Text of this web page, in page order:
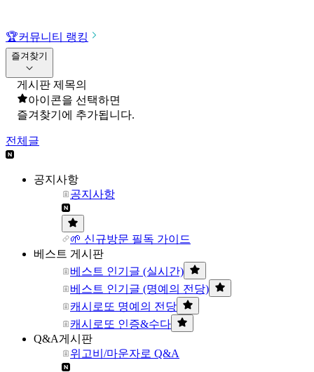
🏆커뮤니티 랭킹
즐겨찾기
게시판 제목의
아이콘을 선택하면
즐겨찾기에 추가됩니다.
전체글
공지사항
공지사항
🌱 신규방문 필독 가이드
베스트 게시판
베스트 인기글 (실시간)
베스트 인기글 (명예의 전당)
캐시로또 명예의 전당
캐시로또 인증&수다
Q&A게시판
위고비/마운자로 Q&A